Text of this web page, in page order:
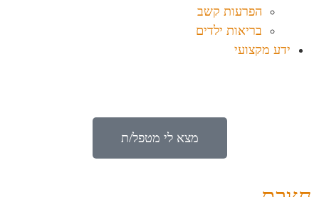
הפרעות קשב
בריאות ילדים
ידע מקצועי
מצא לי מטפל/ת